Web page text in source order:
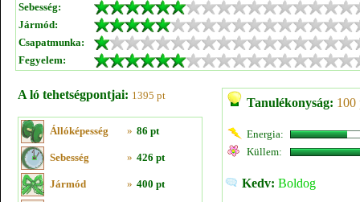
Sebesség:
Jármód:
Csapatmunka:
Fegyelem:
A ló tehetségpontjai: 1395 pt
Állóképesség » 86 pt
Sebesség » 426 pt
Jármód » 400 pt
Tanulékonyság: 100
Energia:
Küllem:
Kedv: Boldog